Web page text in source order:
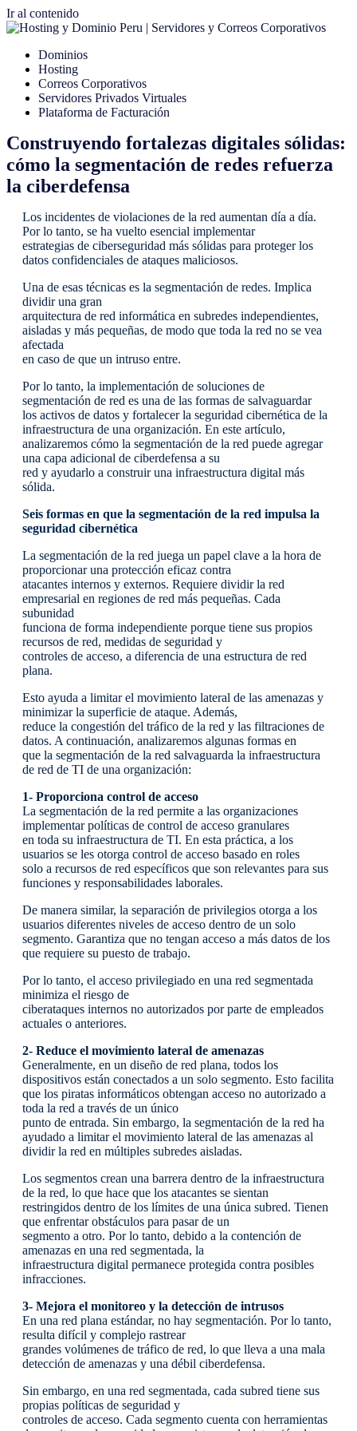
Ir al contenido
Dominios
Hosting
Correos Corporativos
Servidores Privados Virtuales
Plataforma de Facturación
Construyendo fortalezas digitales sólidas:
cómo la segmentación de redes refuerza
la ciberdefensa
Los incidentes de violaciones de la red aumentan día a día.
Por lo tanto, se ha vuelto esencial implementar
estrategias de ciberseguridad más sólidas para proteger los
datos confidenciales de ataques maliciosos.
Una de esas técnicas es la segmentación de redes. Implica
dividir una gran
arquitectura de red informática en subredes independientes,
aisladas y más pequeñas, de modo que toda la red no se vea
afectada
en caso de que un intruso entre.
Por lo tanto, la implementación de soluciones de
segmentación de red es una de las formas de salvaguardar
los activos de datos y fortalecer la seguridad cibernética de la
infraestructura de una organización. En este artículo,
analizaremos cómo la segmentación de la red puede agregar
una capa adicional de ciberdefensa a su
red y ayudarlo a construir una infraestructura digital más
sólida.
Seis formas en que la segmentación de la red impulsa la
seguridad cibernética
La segmentación de la red juega un papel clave a la hora de
proporcionar una protección eficaz contra
atacantes internos y externos. Requiere dividir la red
empresarial en regiones de red más pequeñas. Cada
subunidad
funciona de forma independiente porque tiene sus propios
recursos de red, medidas de seguridad y
controles de acceso, a diferencia de una estructura de red
plana.
Esto ayuda a limitar el movimiento lateral de las amenazas y
minimizar la superficie de ataque. Además,
reduce la congestión del tráfico de la red y las filtraciones de
datos. A continuación, analizaremos algunas formas en
que la segmentación de la red salvaguarda la infraestructura
de red de TI de una organización:
1- Proporciona control de acceso
La segmentación de la red permite a las organizaciones
implementar políticas de control de acceso granulares
en toda su infraestructura de TI. En esta práctica, a los
usuarios se les otorga control de acceso basado en roles
solo a recursos de red específicos que son relevantes para sus
funciones y responsabilidades laborales.
De manera similar, la separación de privilegios otorga a los
usuarios diferentes niveles de acceso dentro de un solo
segmento. Garantiza que no tengan acceso a más datos de los
que requiere su puesto de trabajo.
Por lo tanto, el acceso privilegiado en una red segmentada
minimiza el riesgo de
ciberataques internos no autorizados por parte de empleados
actuales o anteriores.
2- Reduce el movimiento lateral de amenazas
Generalmente, en un diseño de red plana, todos los
dispositivos están conectados a un solo segmento. Esto facilita
que los piratas informáticos obtengan acceso no autorizado a
toda la red a través de un único
punto de entrada. Sin embargo, la segmentación de la red ha
ayudado a limitar el movimiento lateral de las amenazas al
dividir la red en múltiples subredes aisladas.
Los segmentos crean una barrera dentro de la infraestructura
de la red, lo que hace que los atacantes se sientan
restringidos dentro de los límites de una única subred. Tienen
que enfrentar obstáculos para pasar de un
segmento a otro. Por lo tanto, debido a la contención de
amenazas en una red segmentada, la
infraestructura digital permanece protegida contra posibles
infracciones.
3- Mejora el monitoreo y la detección de intrusos
En una red plana estándar, no hay segmentación. Por lo tanto,
resulta difícil y complejo rastrear
grandes volúmenes de tráfico de red, lo que lleva a una mala
detección de amenazas y una débil ciberdefensa.
Sin embargo, en una red segmentada, cada subred tiene sus
propias políticas de seguridad y
controles de acceso. Cada segmento cuenta con herramientas